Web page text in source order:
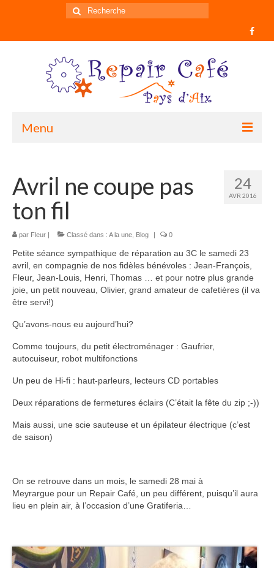
Rechercher
:
Menu
Informations
Historique du mouvement
Qui sommes nous ?
Comment participer ?
Notre joyeuse équipe
Nos partenaires
Blog
Contact
24
AVR 2016
Avril ne coupe pas
ton fil
par Fleur Classé dans : A la une Blog 0
Petite séance sympathique de réparation au 3C le samedi 23
avril, en compagnie de nos fidèles bénévoles : Jean-François,
Fleur, Jean-Louis, Henri, Thomas … et pour notre plus grande
joie, un petit nouveau, Olivier, grand amateur de cafetières (il va
être servi!)
Qu’avons-nous eu aujourd’hui?
Comme toujours, du petit électroménager : Gaufrier,
autocuiseur, robot multifonctions
Un peu de Hi-fi : haut-parleurs, lecteurs CD portables
Deux réparations de fermetures éclairs (C’était la fête du zip ;-))
Mais aussi, une scie sauteuse et un épilateur électrique (c’est
de saison)
On se retrouve dans un mois, le samedi 28 mai à
Meyrargue pour un Repair Café, un peu différent, puisqu’il aura
lieu en plein air, à l’occasion d’une Gratiferia…